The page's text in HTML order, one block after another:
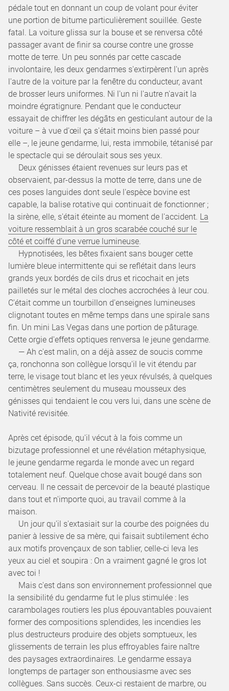
pédale tout en donnant un coup de volant pour éviter
une portion de bitume particulièrement souillée. Geste
fatal. La voiture glissa sur la bouse et se renversa côté
passager avant de finir sa course contre une grosse
motte de terre. Un peu sonnés par cette cascade
involontaire, les deux gendarmes s'extirpèrent l'un après
l'autre de la voiture par la fenêtre du conducteur, avant
de brosser leurs uniformes. Ni l'un ni l'autre n'avait la
moindre égratignure. Pendant que le conducteur
essayait de chiffrer les dégâts en gesticulant autour de la
voiture – à vue d'œil ça s'était moins bien passé pour
elle –, le jeune gendarme, lui, resta immobile, tétanisé par
le spectacle qui se déroulait sous ses yeux.
Deux génisses étaient revenues sur leurs pas et
observaient, par-dessus la motte de terre, dans une de
ces poses languides dont seule l'espèce bovine est
capable, la balise rotative qui continuait de fonctionner ;
la sirène, elle, s'était éteinte au moment de l'accident. La
voiture ressemblait à un gros scarabée couché sur le
côté et coiffé d'une verrue lumineuse.
Hypnotisées, les bêtes fixaient sans bouger cette
lumière bleue intermittente qui se reflétait dans leurs
grands yeux bordés de cils drus et ricochait en jets
pailletés sur le métal des cloches accrochées à leur cou.
C'était comme un tourbillon d'enseignes lumineuses
clignotant toutes en même temps dans une spirale sans
fin. Un mini Las Vegas dans une portion de pâturage.
Cette orgie d'effets optiques renversa le jeune gendarme.
— Ah c'est malin, on a déjà assez de soucis comme
ça, ronchonna son collègue lorsqu'il le vit étendu par
terre, le visage tout blanc et les yeux révulsés, à quelques
centimètres seulement du museau mousseux des
génisses qui tendaient le cou vers lui, dans une scène de
Nativité revisitée.
Après cet épisode, qu'il vécut à la fois comme un
bizutage professionnel et une révélation métaphysique,
le jeune gendarme regarda le monde avec un regard
totalement neuf. Quelque chose avait bougé dans son
cerveau. Il ne cessait de percevoir de la beauté plastique
dans tout et n'importe quoi, au travail comme à la
maison.
Un jour qu'il s'extasiait sur la courbe des poignées du
panier à lessive de sa mère, qui faisait subtilement écho
aux motifs provençaux de son tablier, celle-ci leva les
yeux au ciel et soupira : On a vraiment gagné le gros lot
avec toi !
Mais c'est dans son environnement professionnel que
la sensibilité du gendarme fut le plus stimulée : les
carambolages routiers les plus épouvantables pouvaient
former des compositions splendides, les incendies les
plus destructeurs produire des objets somptueux, les
glissements de terrain les plus effroyables faire naître
des paysages extraordinaires. Le gendarme essaya
longtemps de partager son enthousiasme avec ses
collègues. Sans succès. Ceux-ci restaient de marbre, ou